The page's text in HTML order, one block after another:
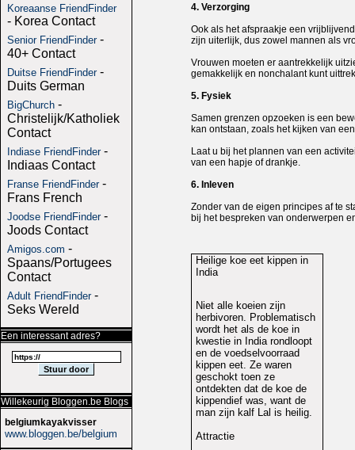
Koreaanse FriendFinder
- Korea Contact
Senior FriendFinder-
40+ Contact
Duitse FriendFinder-
Duits German
BigChurch -
Christelijk/Katholiek
Contact
Indiase FriendFinder-
Indiaas Contact
Franse FriendFinder-
Frans French
Joodse FriendFinder-
Joods Contact
Amigos.com -
Spaans/Portugees
Contact
Adult FriendFinder-
Seks Wereld
Een interessant adres?
Willekeurig Bloggen.be Blogs
belgiumkayakvisser
www.bloggen.be/belgium
4. Verzorging
Ook als het afspraakje een
zijn uiterlijk, dus zowel mannen als
Vrouwen moeten er aantrekkelijk
gemakkelijk en nonchalant kunt
5. Fysiek
Samen grenzen opzoeken is een
kan ontstaan, zoals het kijken van
Laat u bij het plannen van een
van een hapje of drankje.
6. Inleven
Zonder van de eigen principes af te
bij het bespreken van onderwerpen
Heilige koe eet kippen in
India
Niet alle koeien zijn
herbivoren. Problematisch
wordt het als de koe in
kwestie in India rondloopt
en de voedselvoorraad
kippen eet. Ze waren
geschokt toen ze
ontdekten dat de koe de
kippendief was, want de
man zijn kalf Lal is heilig.
Attractie